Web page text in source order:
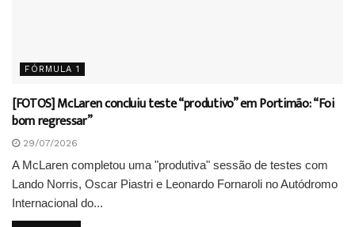
FÓRMULA 1
[FOTOS] McLaren concluiu teste “produtivo” em Portimão: “Foi
bom regressar”
29/07/2026
A McLaren completou uma "produtiva" sessão de testes com
Lando Norris, Oscar Piastri e Leonardo Fornaroli no Autódromo
Internacional do...